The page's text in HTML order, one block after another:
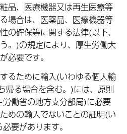
品、医療機器又は再生医療等
場合は、医薬品、医療機器等
の確保等に関する法律(以下、
。)の規定により、厚生労働大
必要です。
るために輸入(いわゆる個人輸
帰る場合を含む。)には、原則
働省の地方支分部局)に必要
めの輸入でないことの証明(い
要があります。